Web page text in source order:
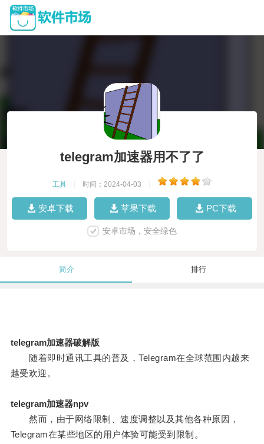
telegram加速器用不了了
工具 时间：2024-04-03
安卓下载 苹果下载 PC下载
安卓市场，安全绿色
简介 排行
telegram加速器破解版
随着即时通讯工具的普及，Telegram在全球范围内越来
越受欢迎。
telegram加速器npv
然而，由于网络限制、速度调整以及其他各种原因，
Telegram在某些地区的用户体验可能受到限制。